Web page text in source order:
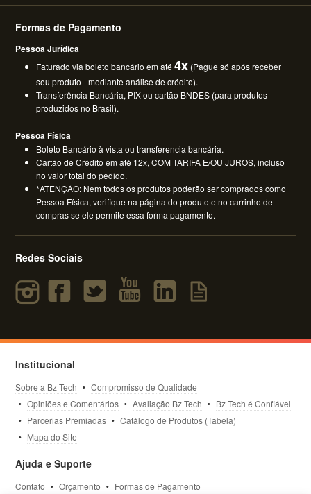
Formas de Pagamento
Pessoa Jurídica
Faturado via boleto bancário em até4x (Pague só após receber
seu produto - mediante análise de crédito).
Transferência Bancária, PIX ou cartão BNDES (para produtos
produzidos no Brasil).
Pessoa Física
Boleto Bancário à vista ou transferencia bancária.
Cartão de Crédito em até 12x, COM TARIFA E/OU JUROS, incluso
no valor total do pedido.
*ATENÇÃO: Nem todos os produtos poderão ser comprados como
Pessoa Física, verifique na página do produto e no carrinho de
compras se ele permite essa forma pagamento.
Redes Sociais
Institucional
Sobre a Bz Tech
Compromisso de Qualidade
Opiniões e Comentários
Avaliação Bz Tech
Bz Tech é Confiável
Parcerias Premiadas
Catálogo de Produtos (Tabela)
Mapa do Site
Ajuda e Suporte
Contato Orçamento
Formas de Pagamento